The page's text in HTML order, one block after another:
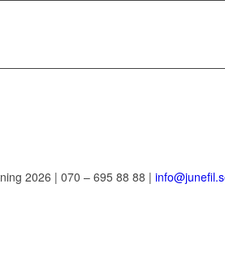
2026 | 070 – 695 88 88 |